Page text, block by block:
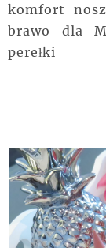
komfort
brawo dla
perełki